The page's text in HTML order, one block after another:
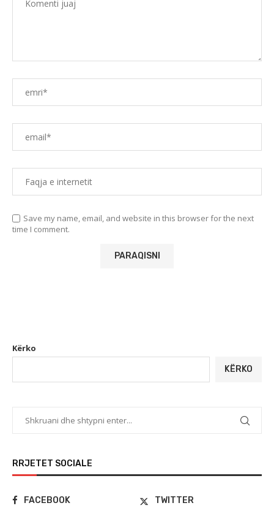
Save my name, email, and website in this browser for the next
time I comment.
Kërko
KËRKO
RRJETET SOCIALE
FACEBOOK
TWITTER